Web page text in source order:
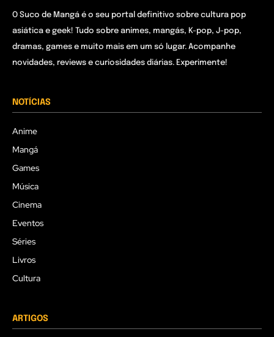
O Suco de Mangá é o seu portal definitivo sobre cultura pop
asiática e geek! Tudo sobre animes, mangás, K-pop, J-pop,
dramas, games e muito mais em um só lugar. Acompanhe
novidades, reviews e curiosidades diárias. Experimente!
NOTÍCIAS
Anime
Mangá
Games
Música
Cinema
Eventos
Séries
Livros
Cultura
ARTIGOS